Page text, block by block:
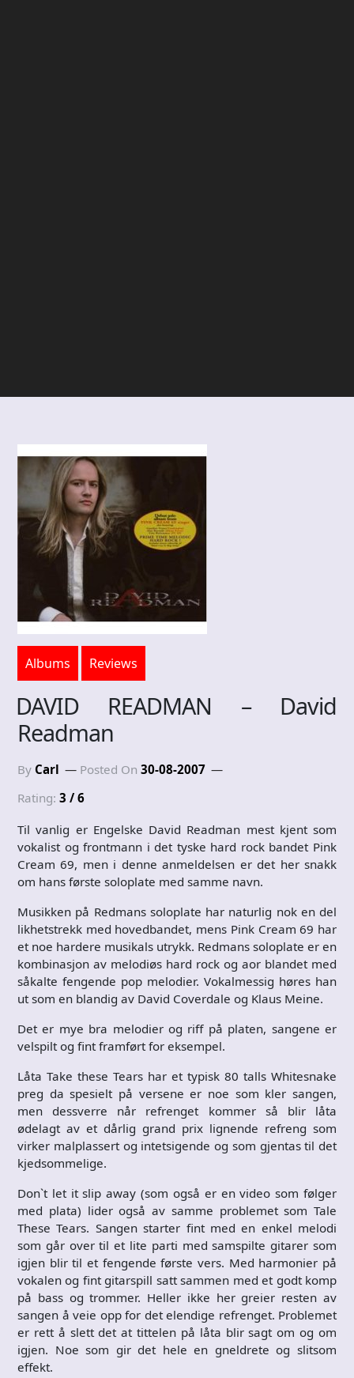
Albums Reviews
DAVID READMAN – David
Readman
By Carl Posted On 30-08-2007
Rating: 3 / 6
Til vanlig er Engelske David Readman mest kjent som
vokalist og frontmann i det tyske hard rock bandet Pink
Cream 69, men i denne anmeldelsen er det her snakk
om hans første soloplate med samme navn.
Musikken på Redmans soloplate har naturlig nok en del
likhetstrekk med hovedbandet, mens Pink Cream 69 har
et noe hardere musikals utrykk. Redmans soloplate er en
kombinasjon av melodiøs hard rock og aor blandet med
såkalte fengende pop melodier. Vokalmessig høres han
ut som en blandig av David Coverdale og Klaus Meine.
Det er mye bra melodier og riff på platen, sangene er
velspilt og fint framført for eksempel.
Låta Take these Tears har et typisk 80 talls Whitesnake
preg da spesielt på versene er noe som kler sangen,
men dessverre når refrenget kommer så blir låta
ødelagt av et dårlig grand prix lignende refreng som
virker malplassert og intetsigende og som gjentas til det
kjedsommelige.
Don`t let it slip away (som også er en video som følger
med plata) lider også av samme problemet som Tale
These Tears. Sangen starter fint med en enkel melodi
som går over til et lite parti med samspilte gitarer som
igjen blir til et fengende første vers. Med harmonier på
vokalen og fint gitarspill satt sammen med et godt komp
på bass og trommer. Heller ikke her greier resten av
sangen å veie opp for det elendige refrenget. Problemet
er rett å slett det at tittelen på låta blir sagt om og om
igjen. Noe som gir det hele en gneldrete og slitsom
effekt.